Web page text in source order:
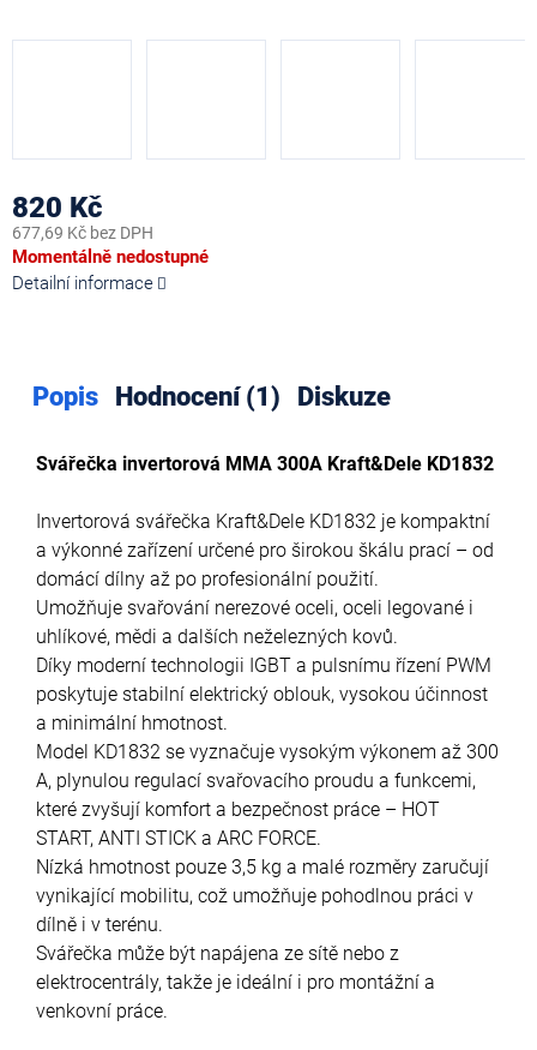
820 Kč
677,69 Kč bez DPH
Měrná
cena:
Momentálně nedostupné
Detailní informace
Popis Hodnocení (1) Diskuze
Svářečka invertorová MMA 300A Kraft&Dele KD1832
Invertorová svářečka Kraft&Dele KD1832 je kompaktní
a výkonné zařízení určené pro širokou škálu prací – od
domácí dílny až po profesionální použití.
Umožňuje svařování nerezové oceli, oceli legované i
uhlíkové, mědi a dalších neželezných kovů.
Díky moderní technologii IGBT a pulsnímu řízení PWM
poskytuje stabilní elektrický oblouk, vysokou účinnost
a minimální hmotnost.
Model KD1832 se vyznačuje vysokým výkonem až 300
A, plynulou regulací svařovacího proudu a funkcemi,
které zvyšují komfort a bezpečnost práce – HOT
START, ANTI STICK a ARC FORCE.
Nízká hmotnost pouze 3,5 kg a malé rozměry zaručují
vynikající mobilitu, což umožňuje pohodlnou práci v
dílně i v terénu.
Svářečka může být napájena ze sítě nebo z
elektrocentrály, takže je ideální i pro montážní a
venkovní práce.